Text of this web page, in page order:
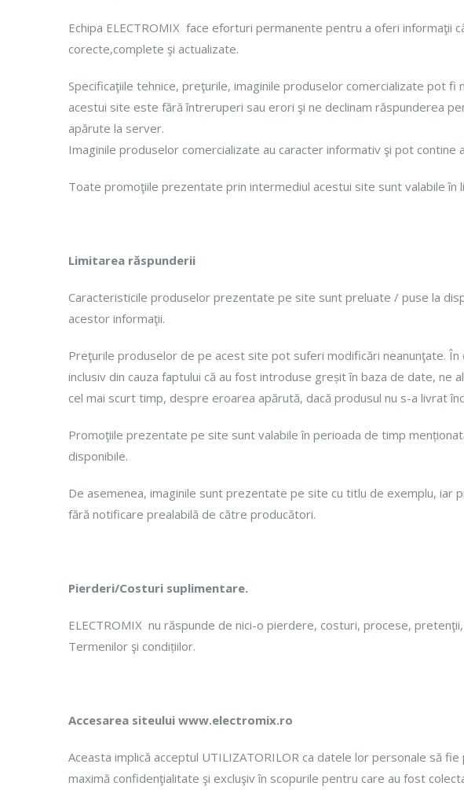
Echipa ELECTROMIX face eforturi permanente pentru a oferi informaţii
corecte,complete şi actualizate.
Specificaţiile tehnice, preţurile, imaginile produselor comercializate pot
acestui site este fără întreruperi sau erori şi ne declinam răspunderea
apărute la server.
Imaginile produselor comercializate au caracter informativ şi pot contine
Toate promoţiile prezentate prin intermediul acestui site sunt valabile în
Limitarea răspunderii
Caracteristicile produselor prezentate pe site sunt preluate / puse la
acestor informaţii.
Preţurile produselor de pe acest site pot suferi modificări neanunţate.
inclusiv din cauza faptului că au fost introduse greșit în baza de date, ne
cel mai scurt timp, despre eroarea apărută, dacă produsul nu s-a livrat
Promoţiile prezentate pe site sunt valabile în perioada de timp
disponibile.
De asemenea, imaginile sunt prezentate pe site cu titlu de exemplu,
fără notificare prealabilă de către producători.
Pierderi/Costuri suplimentare.
ELECTROMIX nu răspunde de nici-o pierdere, costuri, procese,
Termenilor şi condițiilor.
Accesarea siteului www.electromix.ro
Aceasta implică acceptul UTILIZATORILOR ca datele lor personale să
maximă confidenţialitate şi excluşiv în scopurile pentru care au fost